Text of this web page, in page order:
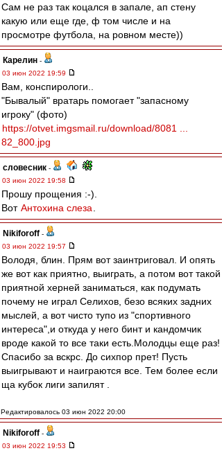
Сам не раз так коцался в запале, ап стену
какую или еще где, ф том числе и на
просмотре футбола, на ровном месте))
Карелин -
03 июн 2022 19:59
Вам, конспирологи..
"Бывалый" вратарь помогает "запасному
игроку" (фото)
https://otvet.imgsmail.ru/download/8081 ...
82_800.jpg
словесник -
03 июн 2022 19:58
Прошу прощения :-).
Вот Антохина слеза
Nikiforoff -
03 июн 2022 19:57
Володя, блин. Прям вот заинтриговал. И опять
же вот как приятно, выиграть, а потом вот такой
приятной херней заниматься, как подумать
почему не играл Селихов, безо всяких задних
мыслей, а вот чисто тупо из "спортивного
интереса",и откуда у него бинт и кандомчик
вроде какой то все таки есть.Молодцы еще раз!
Спасибо за вскрс. До сихпор прет! Пусть
выигрывают и наиграются все. Тем более если
ща кубок лиги запилят .
Редактировалось 03 июн 2022 20:00
Nikiforoff -
03 июн 2022 19:53